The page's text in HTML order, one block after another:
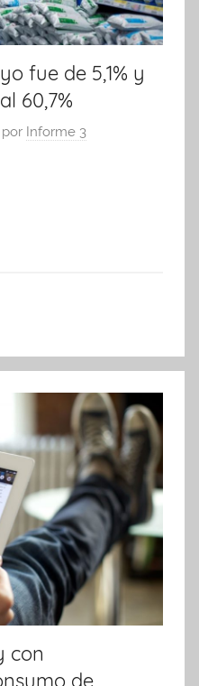
fue de 5,1% y
60,7%
por Informe 3
con
de